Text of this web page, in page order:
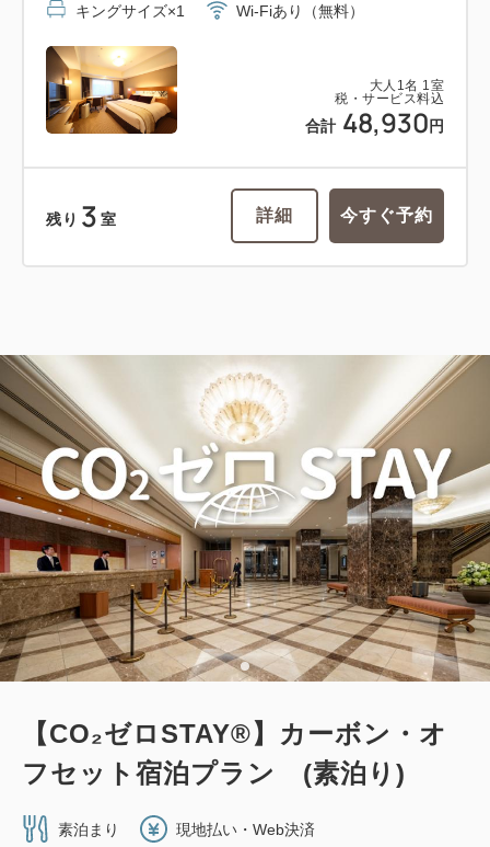
大人 1 名 1 室
税・サービス料込
合計 48,930 円
キングサイズ×1 Wi-Fiあり（無料）
残り 3 室 詳細 今すぐ予約
【CO₂ゼロSTAY®】カーボン・オ
フセット宿泊プラン (素泊り)
素泊まり 現地払い・Web決済